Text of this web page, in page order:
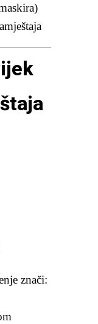
znači: